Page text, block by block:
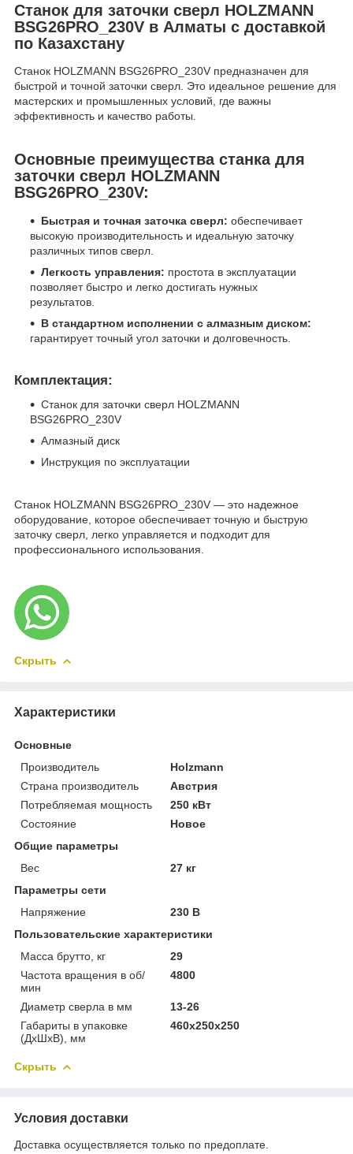
Станок для заточки сверл HOLZMANN
BSG26PRO_230V в Алматы с доставкой
по Казахстану
Станок HOLZMANN BSG26PRO_230V предназначен для
быстрой и точной заточки сверл. Это идеальное решение для
мастерских и промышленных условий, где важны
эффективность и качество работы.
Основные преимущества станка для
заточки сверл HOLZMANN
BSG26PRO_230V:
Быстрая и точная заточка сверл: обеспечивает
высокую производительность и идеальную заточку
различных типов сверл.
Легкость управления: простота в эксплуатации
позволяет быстро и легко достигать нужных
результатов.
В стандартном исполнении с алмазным диском:
гарантирует точный угол заточки и долговечность.
Комплектация:
Станок для заточки сверл HOLZMANN
BSG26PRO_230V
Алмазный диск
Инструкция по эксплуатации
Станок HOLZMANN BSG26PRO_230V — это надежное
оборудование, которое обеспечивает точную и быструю
заточку сверл, легко управляется и подходит для
профессионального использования.
Скрыть
Характеристики
Основные
Производитель
Holzmann
Страна производитель
Австрия
Потребляемая мощность
250 кВт
Состояние
Новое
Общие параметры
Вес
27 кг
Параметры сети
Напряжение
230 В
Пользовательские характеристики
Масса брутто, кг
29
Частота вращения в об/
мин
4800
Диаметр сверла в мм
13-26
Габариты в упаковке
(ДхШхВ), мм
460х250х250
Скрыть
Условия доставки
Доставка осуществляется только по предоплате.